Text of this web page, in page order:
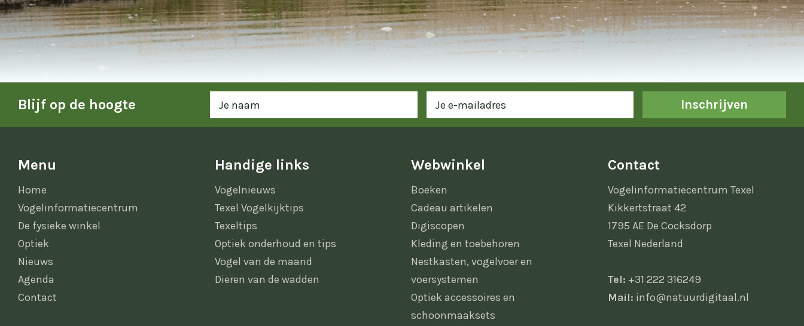
Blijf op de hoogte Inschrijven
Menu
Home
Vogelinformatiecentrum
De fysieke winkel
Optiek
Nieuws
Agenda
Contact
Handige links
Vogelnieuws
Texel Vogelkijktips
Texeltips
Optiek onderhoud en tips
Vogel van de maand
Dieren van de wadden
Webwinkel
Boeken
Cadeau artikelen
Digiscopen
Kleding en toebehoren
Nestkasten, vogelvoer en
voersystemen
Optiek accessoires en
schoonmaaksets
Contact
Vogelinformatiecentrum Texel
Kikkertstraat 42
1795 AE De Cocksdorp
Texel Nederland
Tel: +31 222 316249
Mail: info@natuurdigitaal.nl